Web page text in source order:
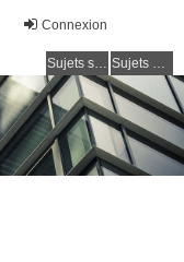
Connexion
Sujets sans réponse Sujets actifs